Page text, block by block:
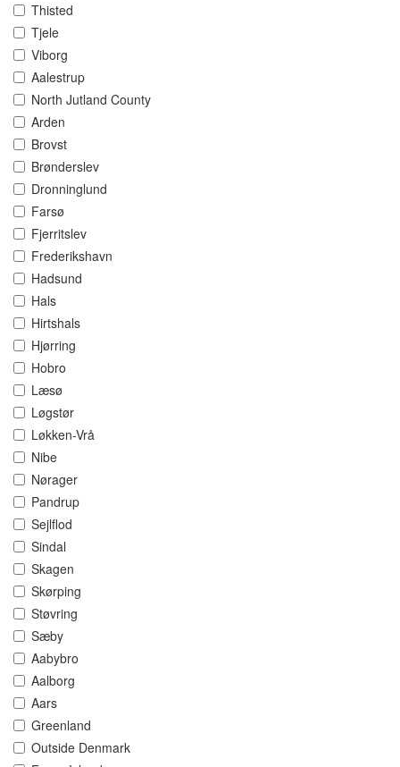
Thisted
Tjele
Viborg
Aalestrup
North Jutland County
Arden
Brovst
Brønderslev
Dronninglund
Farsø
Fjerritslev
Frederikshavn
Hadsund
Hals
Hirtshals
Hjørring
Hobro
Læsø
Løgstør
Løkken-Vrå
Nibe
Nørager
Pandrup
Sejlflod
Sindal
Skagen
Skørping
Støvring
Sæby
Aabybro
Aalborg
Aars
Greenland
Outside Denmark